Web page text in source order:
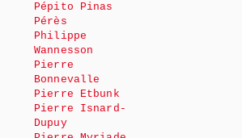
Pépito Pinas
Pérès
Philippe
Wannesson
Pierre
Bonnevalle
Pierre Etbunk
Pierre Isnard-
Dupuy